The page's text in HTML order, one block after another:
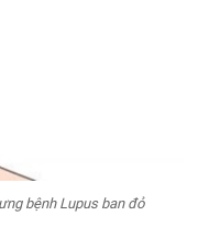
bệnh Lupus ban đỏ